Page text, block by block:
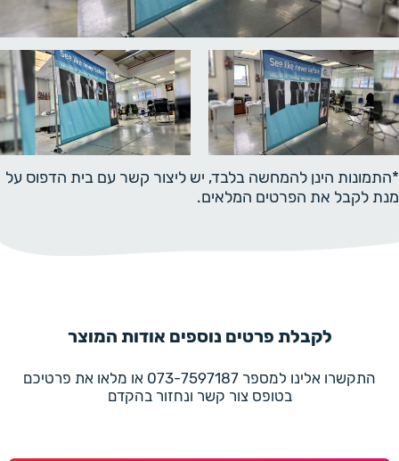
*התמונות הינן להמחשה בלבד, יש ליצור קשר עם בית הדפוס על
מנת לקבל את הפרטים המלאים.
לקבלת פרטים נוספים אודות המוצר
התקשרו אלינו למספר 073-7597187 או מלאו את פרטיכם
בטופס צור קשר ונחזור בהקדם